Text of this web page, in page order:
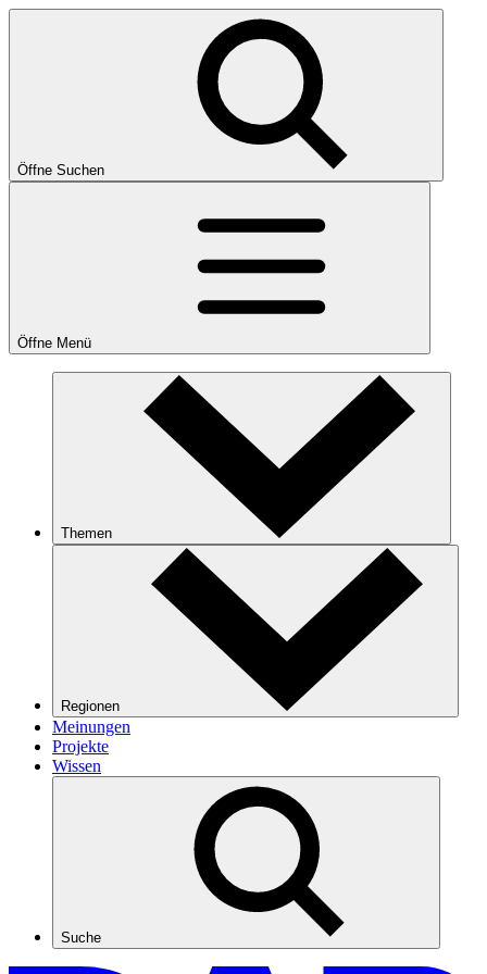
Öffne Suchen
Öffne Menü
Themen
Regionen
Meinungen
Projekte
Wissen
Suche